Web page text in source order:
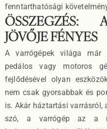
fenntarthatósági
ÖSSZEGZÉS:
JÖVŐJE FÉNYES
A varrógépek világa már
pedálos vagy motoros
fejlődésével olyan
nem csak gyorsabbak és
is. Akár háztartási varrásról,
szó, a varrógép az a